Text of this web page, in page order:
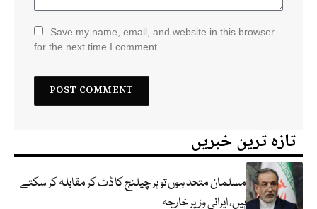
Save my name, email, and website in this browser
for the next time I comment.
تازہ ترین خبریں
مسلمان متحد ہوں تو ہر چیلنج کا ڈٹ کر مقابلہ کر سکتے
ہیں، ایرانی وزیر خارجہ